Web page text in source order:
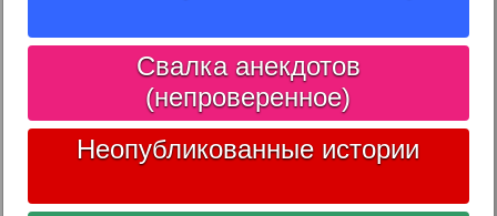
Свалка анекдотов
(непроверенное)
Неопубликованные истории